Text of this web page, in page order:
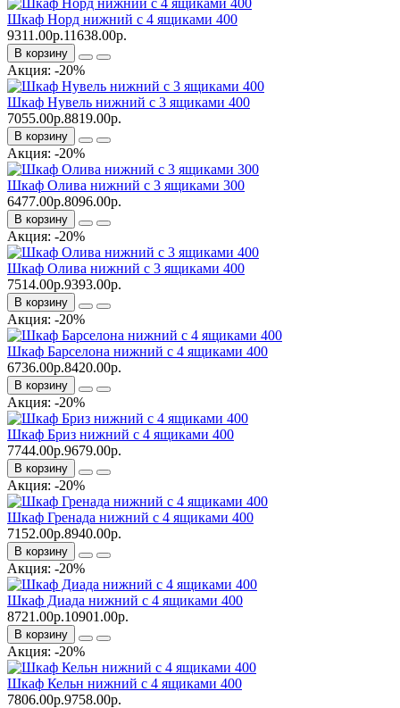
Шкаф Норд нижний с 4 ящиками 400
9311.00р.11638.00р.
В корзину
Акция: -20%
Шкаф Нувель нижний с 3 ящиками 400
7055.00р.8819.00р.
В корзину
Акция: -20%
Шкаф Олива нижний с 3 ящиками 300
6477.00р.8096.00р.
В корзину
Акция: -20%
Шкаф Олива нижний с 3 ящиками 400
7514.00р.9393.00р.
В корзину
Акция: -20%
Шкаф Барселона нижний с 4 ящиками 400
6736.00р.8420.00р.
В корзину
Акция: -20%
Шкаф Бриз нижний с 4 ящиками 400
7744.00р.9679.00р.
В корзину
Акция: -20%
Шкаф Гренада нижний с 4 ящиками 400
7152.00р.8940.00р.
В корзину
Акция: -20%
Шкаф Диада нижний с 4 ящиками 400
8721.00р.10901.00р.
В корзину
Акция: -20%
Шкаф Кельн нижний с 4 ящиками 400
7806.00р.9758.00р.